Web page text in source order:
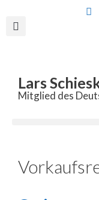
Lars
Mitglied des